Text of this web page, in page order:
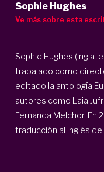
Sophie Hughes
Ve más sobre esta
Sophie Hughes
trabajado como
editado la antología
autores como Laia
Fernanda Melchor.
traducción al inglés